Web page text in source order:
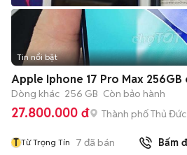
Tin nổi bật
Apple Iphone 17 Pro Max 256GB
Dòng khác 256 GB Còn bảo hành
27.800.000 đ Thành phố Thủ Đức
T Từ Trọng Tín 7 đã bán Bấm